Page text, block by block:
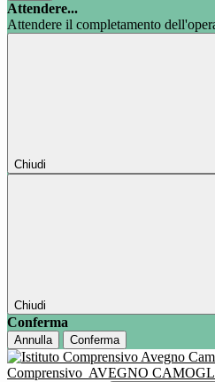
Attendere...
Attendere il completamento
Chiudi
Chiudi
Conferma
Annulla Conferma
Comprensivo AVEGNO